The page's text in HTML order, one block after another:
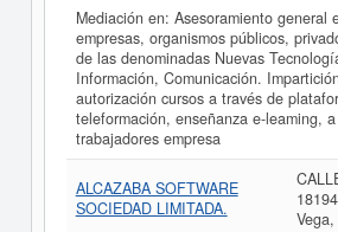
Mediación en: Asesoramiento general
empresas, organismos públicos,
de las denominadas Nuevas
Información, Comunicación.
autorización cursos a través de
teleformación, enseñanza e-leaming, a
trabajadores empresa
ALCAZABA SOFTWARE
SOCIEDAD LIMITADA.